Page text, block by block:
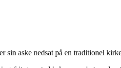
sin aske nedsat på en traditionel